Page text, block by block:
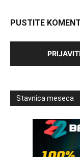
PUSTITE
Stavnica meseca